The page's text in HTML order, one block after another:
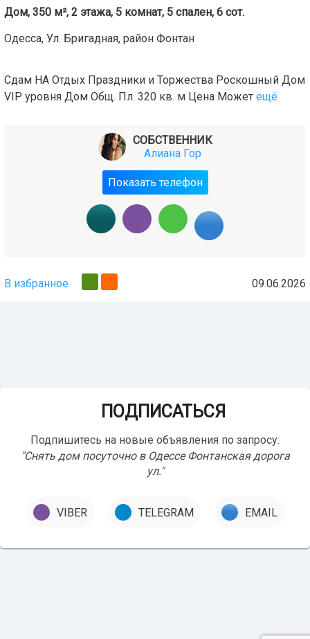
Дом, 350 м², 2 этажа, 5 комнат, 5 спален, 6 сот.
Одесса, Ул. Бригадная, район Фонтан
Сдам НА Отдых Праздники и Торжества Роскошный Дом
VIP уровня Дом Общ. Пл. 320 кв. м Цена Может ещё
СОБСТВЕННИК
Алиана Гор
Показать телефон
В избранное 09.06.2026
ПОДПИСАТЬСЯ
Подпишитесь на новые объявления по запросу:
"Снять дом посуточно в Одессе Фонтанская дорога
ул."
VIBER TELEGRAM EMAIL